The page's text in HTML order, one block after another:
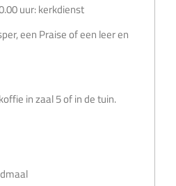
uur: kerkdienst
een Praise of een leer en
in zaal 5 of in de tuin.